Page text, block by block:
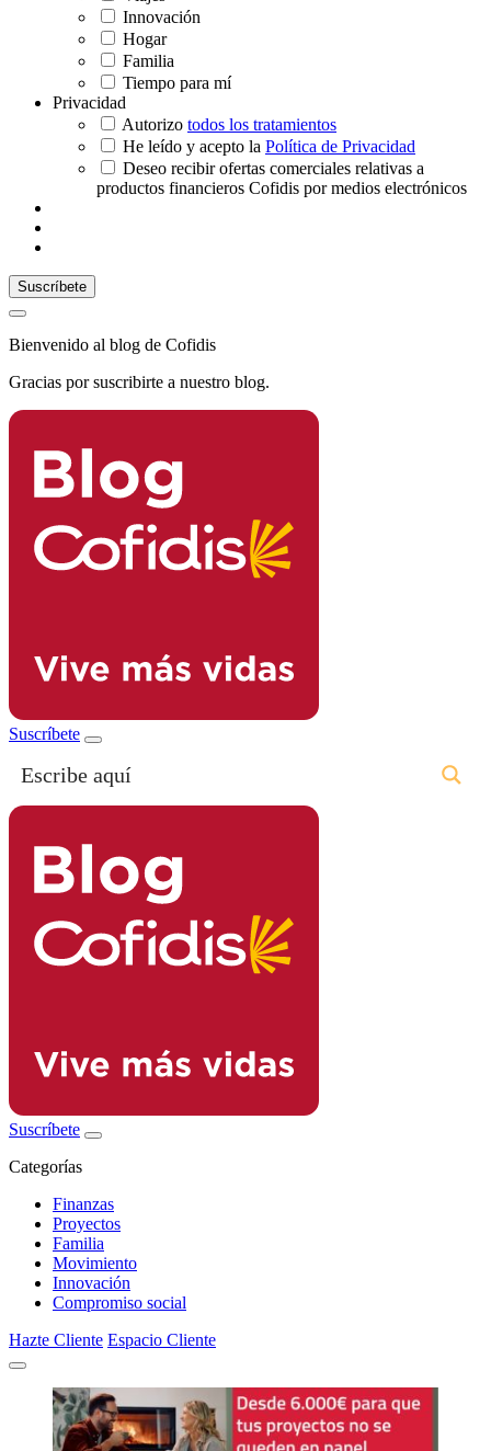
Innovación
Hogar
Familia
Tiempo para mí
Privacidad
Autorizo todos los tratamientos
He leído y acepto la Política de Privacidad
Deseo recibir ofertas comerciales relativas a
productos financieros Cofidis por medios electrónicos
Bienvenido al blog de Cofidis
Gracias por suscribirte a nuestro blog.
Suscríbete
Suscríbete
Categorías
Finanzas
Proyectos
Familia
Movimiento
Innovación
Compromiso social
Hazte Cliente Espacio Cliente